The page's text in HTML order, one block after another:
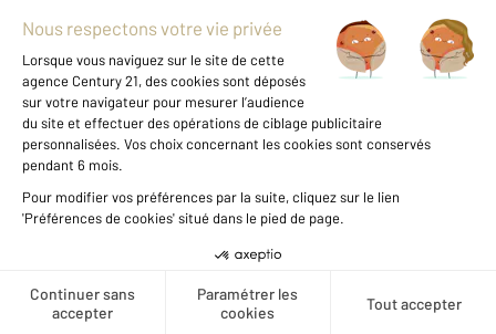
Entreprise et commerce
Fine Homes & Estates
International
Mentions légales & CGU
Gestionnaire des cookies